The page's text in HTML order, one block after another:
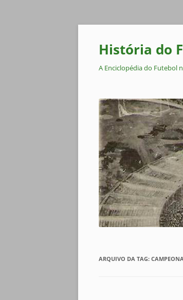
Pular
conteúdo
História do
A Enciclopédia do Futebol
ARQUIVO DA TAG: